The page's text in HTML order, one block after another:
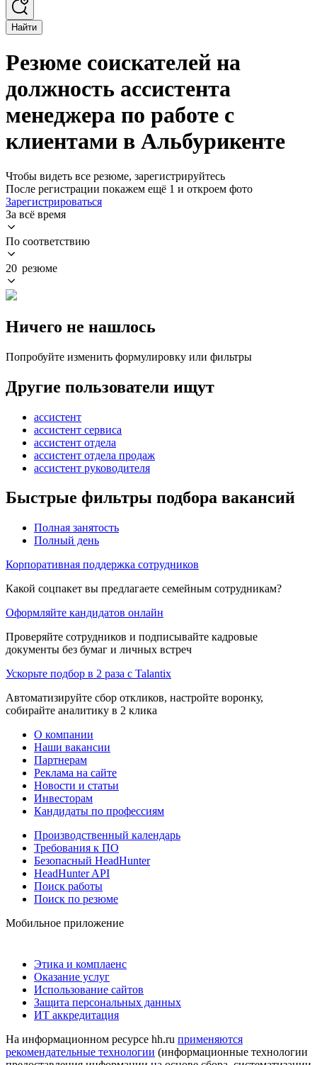
Найти
Резюме соискателей на
должность ассистента
менеджера по работе с
клиентами в Альбурикенте
Чтобы видеть все резюме, зарегистрируйтесь
После регистрации покажем ещё 1 и откроем фото
Зарегистрироваться
За всё время
По соответствию
20 резюме
Ничего не нашлось
Попробуйте изменить формулировку или фильтры
Другие пользователи ищут
ассистент
ассистент сервиса
ассистент отдела
ассистент отдела продаж
ассистент руководителя
Быстрые фильтры подбора вакансий
Полная занятость
Полный день
Корпоративная поддержка сотрудников
Какой соцпакет вы предлагаете семейным сотрудникам?
Оформляйте кандидатов онлайн
Проверяйте сотрудников и подписывайте кадровые
документы без бумаг и личных встреч
Ускорьте подбор в 2 раза с Talantix
Автоматизируйте сбор откликов, настройте воронку,
собирайте аналитику в 2 клика
О компании
Наши вакансии
Партнерам
Реклама на сайте
Новости и статьи
Инвесторам
Кандидаты по профессиям
Производственный календарь
Требования к ПО
Безопасный HeadHunter
HeadHunter API
Поиск работы
Поиск по резюме
Мобильное приложение
Этика и комплаенс
Оказание услуг
Использование сайтов
Защита персональных данных
ИТ аккредитация
На информационном ресурсе hh.ru применяются
рекомендательные технологии (информационные технологии